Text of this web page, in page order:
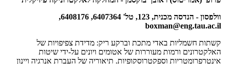
וולפסון - הנדסה מכנית, 123, טל' 6407364, 6408176,
boxman@eng.tau.ac.il
קשתות חשמליות באדי מתכת וברקע ריק: מדידת צפיפויות של
האלקטרונים ורמות מעוררות של אטומים ויונים על-ידי שיטות
אינטרפרומטריות וספקטרוסקופיות. תיאוריה של העברת אנרגיה ויינון